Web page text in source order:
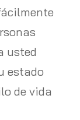
usted
estado
de vida